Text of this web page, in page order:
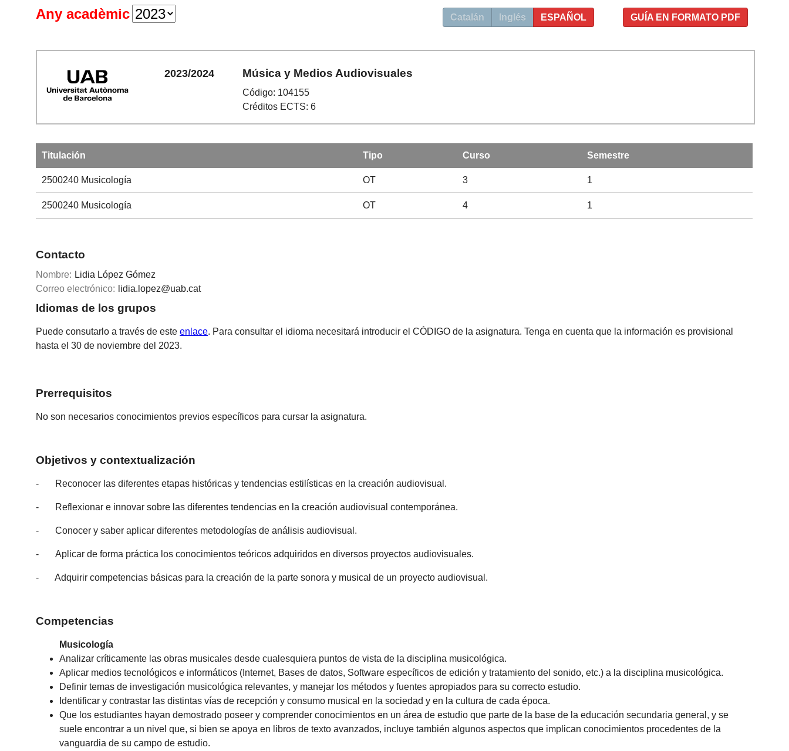
GUÍA EN FORMATO PDF
Catalán Inglés ESPAÑOL
Any acadèmic
2023/2024 Música y Medios Audiovisuales
Código: 104155
Créditos ECTS: 6
Titulación Tipo Curso Semestre
2500240Musicología OT 3 1
2500240Musicología OT 4 1
Contacto
Nombre: Lidia López Gómez
Correo electrónico:
lidia.lopez@uab.cat
Idiomas de los grupos
Puede consutarlo a través de esteenlace. Para consultar el idioma necesitará introducir el CÓDIGO de la asignatura. Tenga en cuenta que la información es provisional
hasta el 30 de noviembre del 2023.
Prerrequisitos
No son necesarios conocimientos previos específicos para cursar la asignatura.
Objetivos y contextualización
- Reconocer las diferentes etapas históricas y tendencias estilísticas en la creación audiovisual.
- Reflexionar e innovar sobre las diferentes tendencias en la creación audiovisual contemporánea.
- Conocer y saber aplicar diferentes metodologías de análisis audiovisual.
- Aplicar de forma práctica los conocimientos teóricos adquiridos en diversos proyectos audiovisuales.
- Adquirir competencias básicas para la creación de la parte sonora y musical de un proyecto audiovisual.
Competencias
Musicología
Analizar críticamente las obras musicales desde cualesquiera puntos de vista de la disciplina musicológica.
Aplicar medios tecnológicos e informáticos (Internet, Bases de datos, Software específicos de edición y tratamiento del sonido, etc.) a la disciplina musicológica.
Definir temas de investigación musicológica relevantes, y manejar los métodos y fuentes apropiados para su correcto estudio.
Identificar y contrastar las distintas vías de recepción y consumo musical en la sociedad y en la cultura de cada época.
Que los estudiantes hayan demostrado poseer y comprender conocimientos en un área de estudio que parte de la base de la educación secundaria general, y se
suele encontrar a un nivel que, si bien se apoya en libros de texto avanzados, incluye también algunos aspectos que implican conocimientos procedentes de la
vanguardia de su campo de estudio.